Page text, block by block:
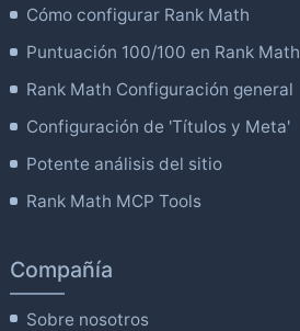
Cómo configurar Rank Math
Puntuación 100/100 en Rank Math
Rank Math Configuración general
Configuración de 'Títulos y Meta'
Potente análisis del sitio
Rank Math MCP Tools
Compañía
Sobre nosotros